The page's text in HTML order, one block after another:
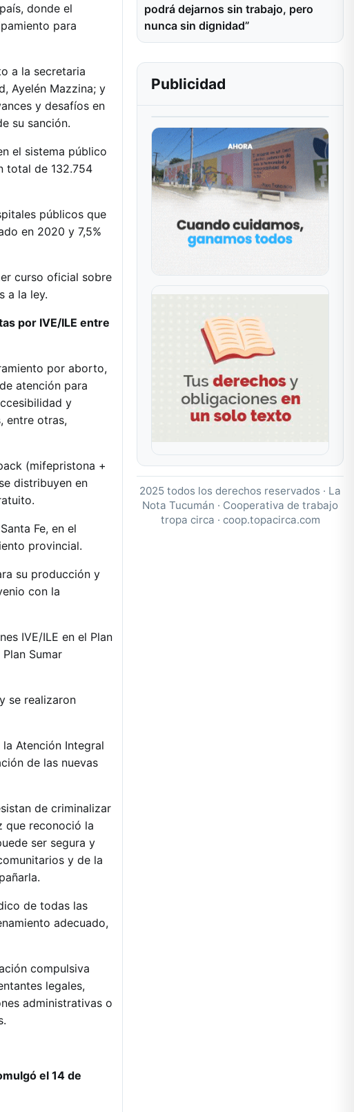
donde el
para
a la secretaria
Ayelén Mazzina; y
y desafíos en
su sanción.
el sistema público
total de 132.754
públicos que
en 2020 y 7,5%
curso oficial sobre
a la ley.
por IVE/ILE entre
por aborto,
atención para
y
entre otras,
(mifepristona +
distribuyen en
Fe, en el
provincial.
su producción y
con la
IVE/ILE en el Plan
Sumar
se realizaron
Atención Integral
de las nuevas
de criminalizar
que reconoció la
ser segura y
y de la
de todas las
adecuado,
compulsiva
legales,
administrativas o
el 14 de
podrá dejarnos sin trabajo, pero
nunca sin dignidad”
Publicidad
2025 todos los derechos reservados · La
Nota Tucumán · Cooperativa de trabajo
tropa circa · coop.topacirca.com